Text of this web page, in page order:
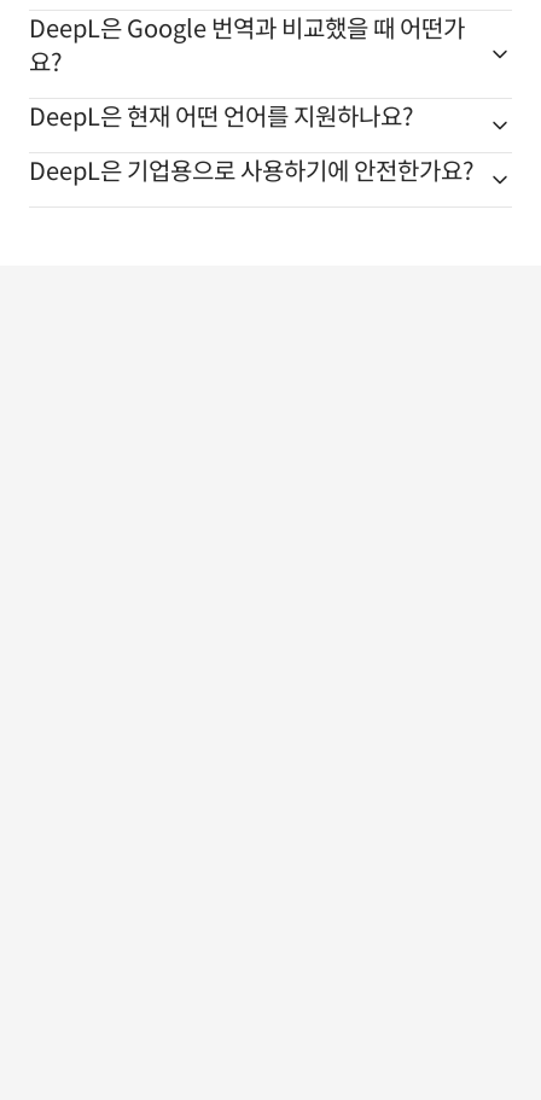
DeepL은 Google 번역과 비교했을 때 어떤가
요?
DeepL은 현재 어떤 언어를 지원하나요?
DeepL은 기업용으로 사용하기에 안전한가요?